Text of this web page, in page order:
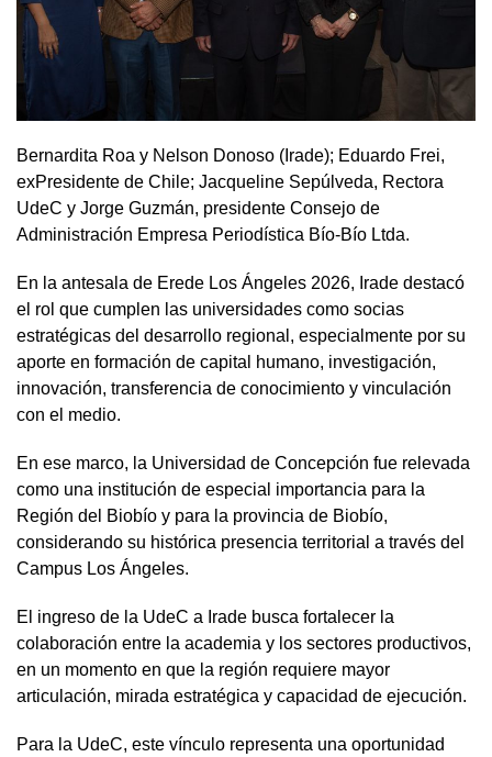
Bernardita Roa y Nelson Donoso (Irade); Eduardo Frei,
exPresidente de Chile; Jacqueline Sepúlveda, Rectora
UdeC y Jorge Guzmán, presidente Consejo de
Administración Empresa Periodística Bío-Bío Ltda.
En la antesala de Erede Los Ángeles 2026, Irade destacó
el rol que cumplen las universidades como socias
estratégicas del desarrollo regional, especialmente por su
aporte en formación de capital humano, investigación,
innovación, transferencia de conocimiento y vinculación
con el medio.
En ese marco, la Universidad de Concepción fue relevada
como una institución de especial importancia para la
Región del Biobío y para la provincia de Biobío,
considerando su histórica presencia territorial a través del
Campus Los Ángeles.
El ingreso de la UdeC a Irade busca fortalecer la
colaboración entre la academia y los sectores productivos,
en un momento en que la región requiere mayor
articulación, mirada estratégica y capacidad de ejecución.
Para la UdeC, este vínculo representa una oportunidad